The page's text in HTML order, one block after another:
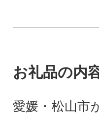
お礼品の内
愛媛・松山市